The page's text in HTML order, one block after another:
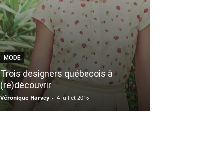
MODE
Trois designers québécois à
(re)découvrir
Véronique Harvey - 4 juillet 2016